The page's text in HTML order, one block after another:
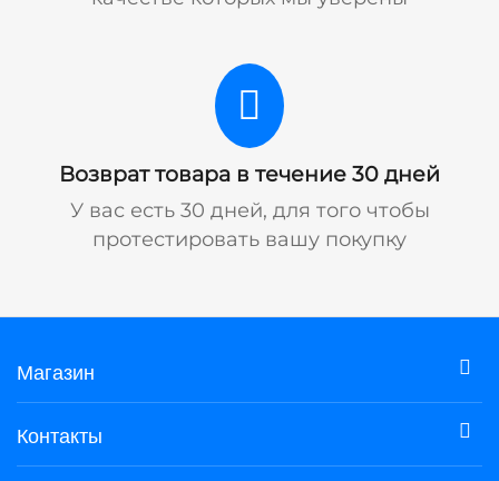
Возврат товара в течение 30 дней
У вас есть 30 дней, для того чтобы
протестировать вашу покупку
Магазин
Контакты